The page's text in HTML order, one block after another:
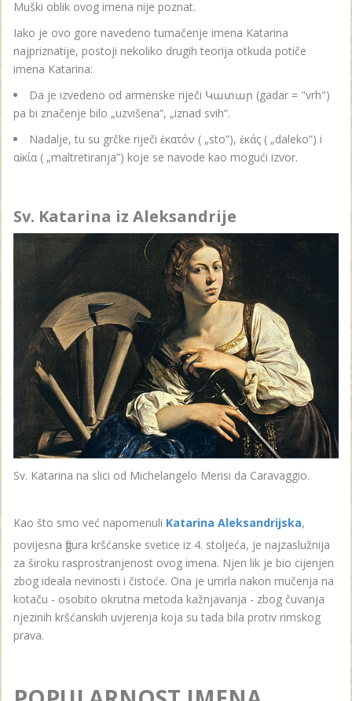
Muški oblik ovog imena nije poznat.
Iako je ovo gore navedeno tumačenje imena Katarina
najpriznatije, postoji nekoliko drugih teorija otkuda potiče
imena Katarina:
Da je izvedeno od armenske riječi Կատար (gadar = "vrh")
pa bi značenje bilo „uzvišena“, „iznad svih“.
Nadalje, tu su grčke riječi ἑκατόν ( „sto”), ἑκάς ( „daleko”) i
αἰκία ( „maltretiranja”) koje se navode kao mogući izvor.
Sv. Katarina iz Aleksandrije
Sv. Katarina na slici od Michelangelo Merisi da Caravaggio.
Kao što smo već napomenuli Katarina Aleksandrijska,
povijesna figura kršćanske svetice iz 4. stoljeća, je najzaslužnija
za široku rasprostranjenost ovog imena. Njen lik je bio cijenjen
zbog ideala nevinosti i čistoće. Ona je umrla nakon mučenja na
kotaču - osobito okrutna metoda kažnjavanja - zbog čuvanja
njezinih kršćanskih uvjerenja koja su tada bila protiv rimskog
prava.